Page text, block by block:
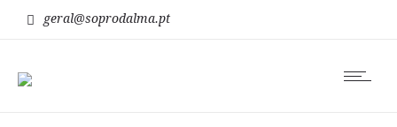
geral@soprodalma.pt